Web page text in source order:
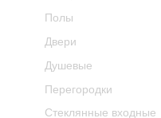
Полы
Двери
Душевые
Перегородки
Стеклянные входные